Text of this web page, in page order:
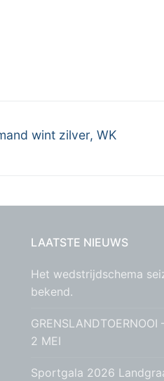
wint zilver, WK
LAATSTE NIEUWS
Het wedstrijdschema
bekend.
GRENSLANDTOERNOOI
2 MEI
Sportgala 2026